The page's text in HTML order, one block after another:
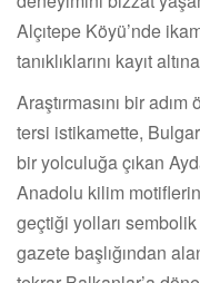
Alçıtepe Köyü’nde
tanıklıklarını kayıt
Araştırmasını bir
tersi istikamette,
bir yolculuğa çıkan
Anadolu kilim
geçtiği yolları
gazete başlığından